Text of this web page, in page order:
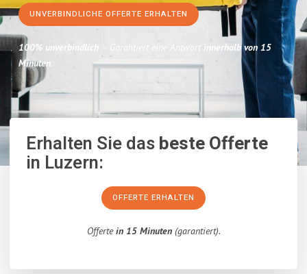
UNVERBINDLICHE OFFERTE ERHALTEN
100% unverbindlich – Garantiert eine Antwort innerhalb von 15
Minuten.
Erhalten Sie dasbeste Offerte
in Luzern:
OFFERTE ERHALTEN
Offertein 15 Minuten(garantiert).